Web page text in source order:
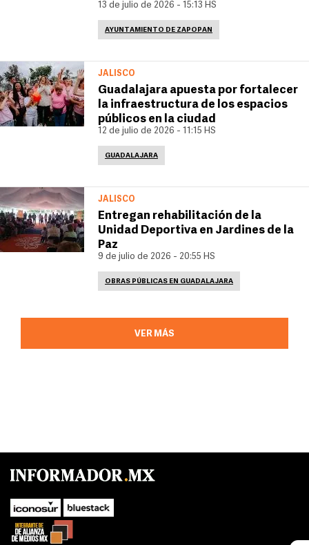
13 de julio de 2026 - 15:13 HS
AYUNTAMIENTO DE ZAPOPAN
JALISCO
Guadalajara apuesta por fortalecer
la infraestructura de los espacios
públicos en la ciudad
12 de julio de 2026 - 11:15 HS
GUADALAJARA
JALISCO
Entregan rehabilitación de la
Unidad Deportiva en Jardines de la
Paz
9 de julio de 2026 - 20:55 HS
OBRAS PÚBLICAS EN GUADALAJARA
VER MÁS